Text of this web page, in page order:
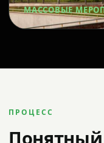
МАССОВЫЕ
ПРОЦЕСС
Понятный